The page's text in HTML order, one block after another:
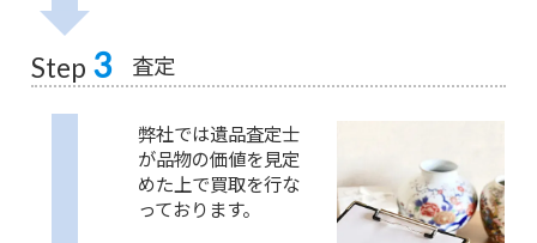
Step 3 査定
弊社では遺品査定士
が品物の価値を見定
めた上で買取を行な
っております。